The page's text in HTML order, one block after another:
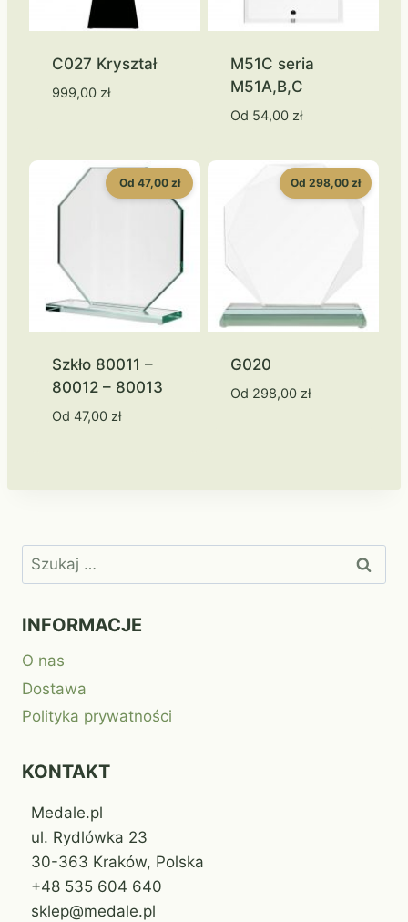
C027 Kryształ
999,00 zł
M51C seria
M51A,B,C
Od 54,00 zł
Od 47,00 zł
Szkło 80011 –
80012 – 80013
Od 47,00 zł
Od 298,00 zł
G020
Od 298,00 zł
Szukaj:
INFORMACJE
O nas
Dostawa
Polityka prywatności
KONTAKT
Medale.pl
ul. Rydlówka 23
30-363 Kraków, Polska
+48 535 604 640
sklep@medale.pl